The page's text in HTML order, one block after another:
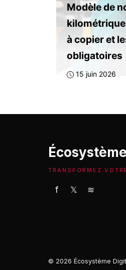
Modèle de
à copier et
obligatoires
15 juin 2026
TRANSFORMEZ
f 𝕏 ≋
© 2026 Écosystème